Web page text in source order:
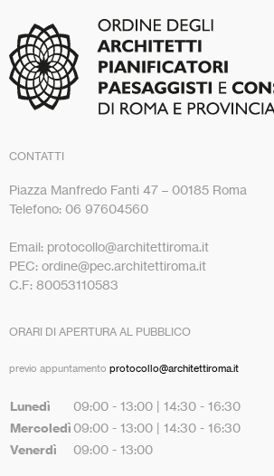
CONTATTI
Piazza Manfredo Fanti 47 – 00185 Roma
Telefono: 06 97604560
Email: protocollo@architettiroma.it
PEC: ordine@pec.architettiroma.it
C.F: 80053110583
ORARI DI APERTURA AL PUBBLICO
previo appuntamento protocollo@architettiroma.it
Lunedì 09:00 - 13:00 | 14:30 - 16:30
Mercoledì 09:00 - 13:00 | 14:30 - 16:30
Venerdì 09:00 - 13:00